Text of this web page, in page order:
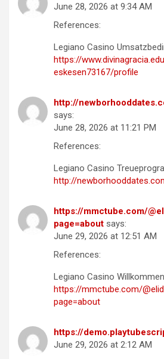
June 28, 2026 at 9:34 AM
References:
Legiano Casino
https://
eskesen73167/profile
http://
says:
June 28, 2026 at 11:21 PM
References:
Legiano Casino
http://
https://mmctube.com/
page=about says:
June 29, 2026 at 12:51 AM
References:
Legiano Casino
https://mmctube.com/
page=about
https://
June 29, 2026 at 2:12 AM